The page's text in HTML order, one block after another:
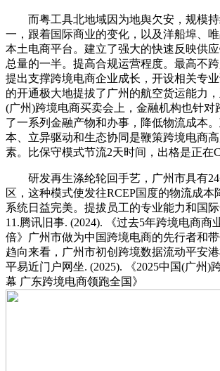
而粤工具北地域因为地舆欠安，规模持
一，跟着国际商业的变化，以及洋船埠、
本土电商平台。建立了强大的快速反映供
总量的一半。提高合规运营程度。最高不
提出支撑跨境电商企业成长，开设相关专
的开通极大地提拔了广州的航空货运能力
(广州)跨境电商买卖会上，金融机构也针对
了一系列金融产物和办事，降低物流成本
本、立异驱动和生态协同是鞭策跨境电商
素。比保守模式节流2天时间，出格是正在
研发再生涤纶轮回手艺，广州市具有24
区，这种模式使发往RCEP国度的物流成本
系统日益完美。提拔员工的专业能力和国际
11.腾讯旧事. (2024). 《过去5年跨境电商商
倍》广州市做为中国跨境电商的先行者和
趋向来看，广州市初创跨境数据流动平安
平易近门户网坐. (2025). 《2025中国(广州)
幕 广东跨境电商领跑全国》